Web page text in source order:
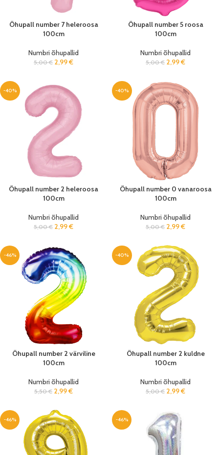
Õhupall number 7 heleroosa
100cm
Numbri õhupallid
5,00€ 2,99€
Õhupall number 5 roosa
100cm
Numbri õhupallid
5,00€ 2,99€
-40%
Õhupall number 2 heleroosa
100cm
Numbri õhupallid
5,00€ 2,99€
-40%
Õhupall number 0 vanaroosa
100cm
Numbri õhupallid
5,00€ 2,99€
-46%
Õhupall number 2 värviline
100cm
Numbri õhupallid
5,50€ 2,99€
-40%
Õhupall number 2 kuldne
100cm
Numbri õhupallid
5,00€ 2,99€
-46% -46%